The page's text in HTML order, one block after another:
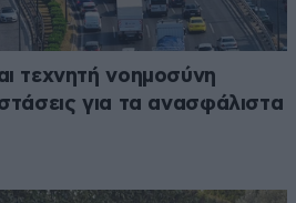
τεχνητή νοημοσύνη
για τα ανασφάλιστα